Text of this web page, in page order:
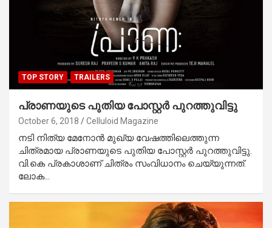
TOP STORY TRAILERS
പ്രാണയുടെ പുതിയ പോസ്റ്റര്‍ പുറത്തുവിട്ടു
October 6, 2018 Celluloid Magazine
നടി നിത്യ മേനോന്‍ മുഖ്യ വേഷത്തിലെത്തുന്ന
ചിത്രമായ പ്രാണയുടെ പുതിയ പോസ്റ്റര്‍ പുറത്തുവിട്ടു.
വി.കെ പ്രകാശാണ് ചിത്രം സംവിധാനം ചെയ്യുന്നത്.
ലോക…